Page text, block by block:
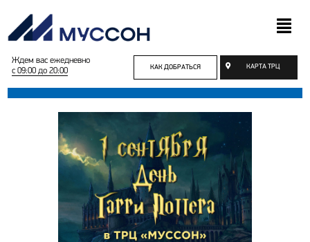
Ждем вас ежедневно
с 09:00 до 20:00
КАК ДОБРАТЬСЯ КАРТА ТРЦ